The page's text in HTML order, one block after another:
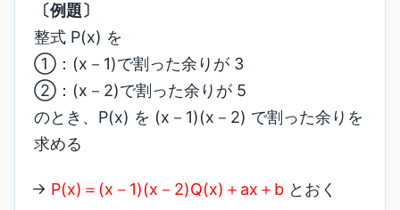
〔例題〕
整式 P(x) を
①：(x－1)で割った余りが 3
②：(x－2)で割った余りが 5
のとき、P(x) を (x－1)(x－2) で割った余りを
求める
→ P(x)＝(x－1)(x－2)Q(x)＋ax＋b とおく